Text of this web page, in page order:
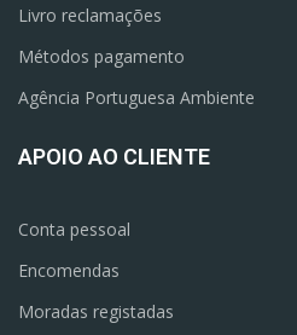
Livro reclamações
Métodos pagamento
Agência Portuguesa Ambiente
APOIO AO CLIENTE
Conta pessoal
Encomendas
Moradas registadas